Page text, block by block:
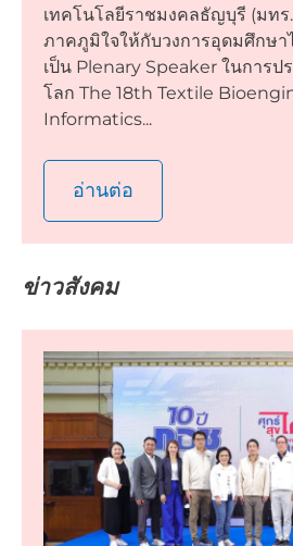
เทคโนโลยีราชมงคลธัญบุรี (มท
ภาคภูมิใจให้กับวงการอุดมศึกษา
เป็น Plenary Speaker ในการป
โลก The 18th Textile
Informatics...
อ่านต่อ
ข่าวสังคม